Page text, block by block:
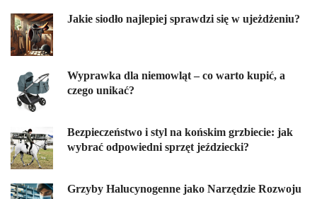
Jakie siodło najlepiej sprawdzi się w ujeżdżeniu?
Wyprawka dla niemowląt – co warto kupić, a
czego unikać?
Bezpieczeństwo i styl na końskim grzbiecie: jak
wybrać odpowiedni sprzęt jeździecki?
Grzyby Halucynogenne jako Narzędzie Rozwoju